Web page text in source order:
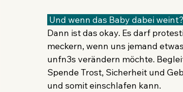
Und wenn das Baby dabei weint?
Dann ist das okay. Es darf
meckern, wenn uns jemand
unfn3s verändern möchte.
Spende Trost, Sicherheit und
und somit einschlafen kann.